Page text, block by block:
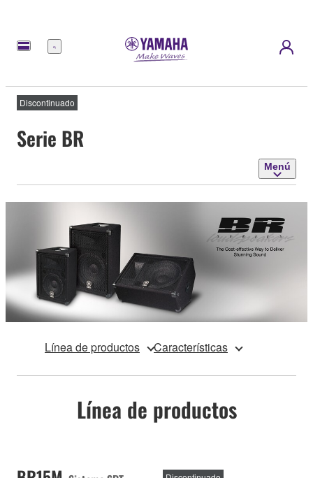
Menú
Discontinuado
Serie BR
Menú
Línea de productos Características
Línea de productos